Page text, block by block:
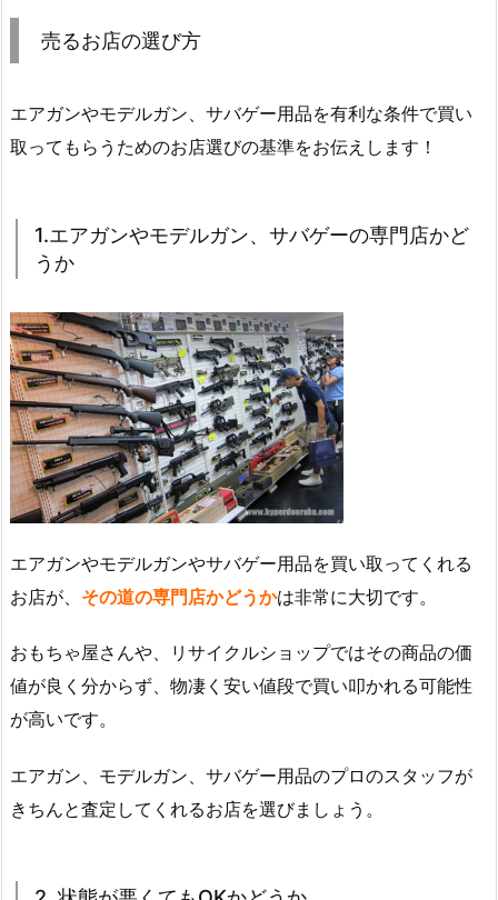
売るお店の選び方
エアガンやモデルガン、サバゲー用品を有利な条件で買い
取ってもらうためのお店選びの基準をお伝えします！
1.エアガンやモデルガン、サバゲーの専門店かど
うか
エアガンやモデルガンやサバゲー用品を買い取ってくれる
お店が、 その道の専門店かどうかは非常に大切です。
おもちゃ屋さんや、リサイクルショップではその商品の価
値が良く分からず、物凄く安い値段で買い叩かれる可能性
が高いです。
エアガン、モデルガン、サバゲー用品のプロのスタッフが
きちんと査定してくれるお店を選びましょう。